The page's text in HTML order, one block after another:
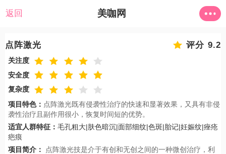
返回 美咖网
点阵激光 评分 9.2
关注度
安全度
复杂度
项目特色： 点阵激光既有侵袭性治疗的快速和显著效果，又具有非侵
袭性治疗且副作用很小，恢复时间短的优势。
适宜人群特征： 毛孔粗大|肤色暗沉|面部细纹|色斑|胎记|妊娠纹|痤疮
疤痕
项目简介：
点阵激光技是介于有创和无创之间的一种微创治疗，利